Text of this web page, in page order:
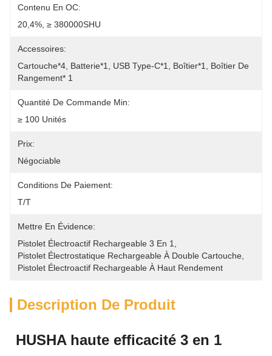
Contenu En OC:
20,4%, ≥ 380000SHU
Accessoires:
Cartouche*4, Batterie*1, USB Type-C*1, Boîtier*1, Boîtier De
Rangement* 1
Quantité De Commande Min:
≥ 100 Unités
Prix:
Négociable
Conditions De Paiement:
T/T
Mettre En Évidence:
Pistolet Électroactif Rechargeable 3 En 1
Pistolet Électrostatique Rechargeable À Double Cartouche
Pistolet Électroactif Rechargeable À Haut Rendement
Description De Produit
HUSHA haute efficacité 3 en 1